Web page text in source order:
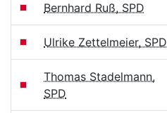
Bernhard Ruß, SPD
Ulrike Zettelmeier, SPD
Thomas Stadelmann,
SPD